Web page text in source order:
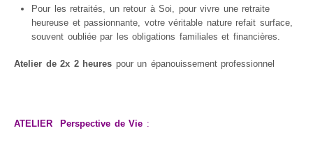
Tarifs animaux de compagnie
PRODUITS
TEMOIGNAGES
Témoignages – Les Chevaux
Pour les retraités, un retour à Soi, pour vivre une retraite
heureuse et passionnante, votre véritable nature refait surface,
souvent oubliée par les obligations familiales et financières.
Atelier de 2x 2 heures pour un épanouissement professionnel
ATELIER Perspective de Vie :